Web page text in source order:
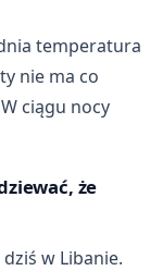
temperatura
nie ma co
ciągu nocy
że
w Libanie.